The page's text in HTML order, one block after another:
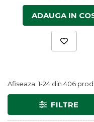
ADAUGA IN
Afiseaza: 1-24 din 406
FILTRE